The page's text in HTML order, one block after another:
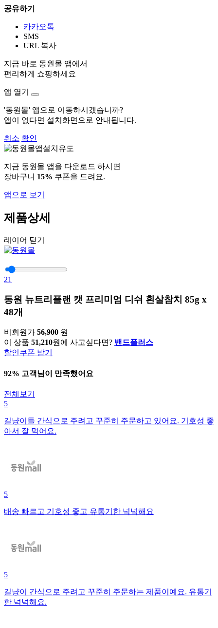
공유하기
카카오톡
SMS
URL 복사
지금 바로 동원몰 앱에서
편리하게 쇼핑하세요
앱 열기
'동원몰' 앱으로 이동하시겠습니까?
앱이 없다면 설치화면으로 안내됩니다.
취소 확인
지금 동원몰 앱을 다운로드 하시면
장바구니 15% 쿠폰을 드려요.
앱으로 보기
제품상세
레이어 닫기
21
동원 뉴트리플랜 캣 프리미엄 디쉬 흰살참치 85g x
48개
비회원가 56,900 원
이 상품 51,210원에 사고싶다면? 밴드플러스
할인쿠폰 받기
92% 고객님이 만족했어요
전체보기
5
길냥이들 간식으로 주려고 꾸준히 주문하고 있어요. 기호성 좋
아서 잘 먹어요.
5
배송 빠르고 기호성 좋고 유통기한 넉넉해요
5
길냥이 간식으로 주려고 꾸준히 주문하는 제품이예요. 유통기
한 넉넉해요.